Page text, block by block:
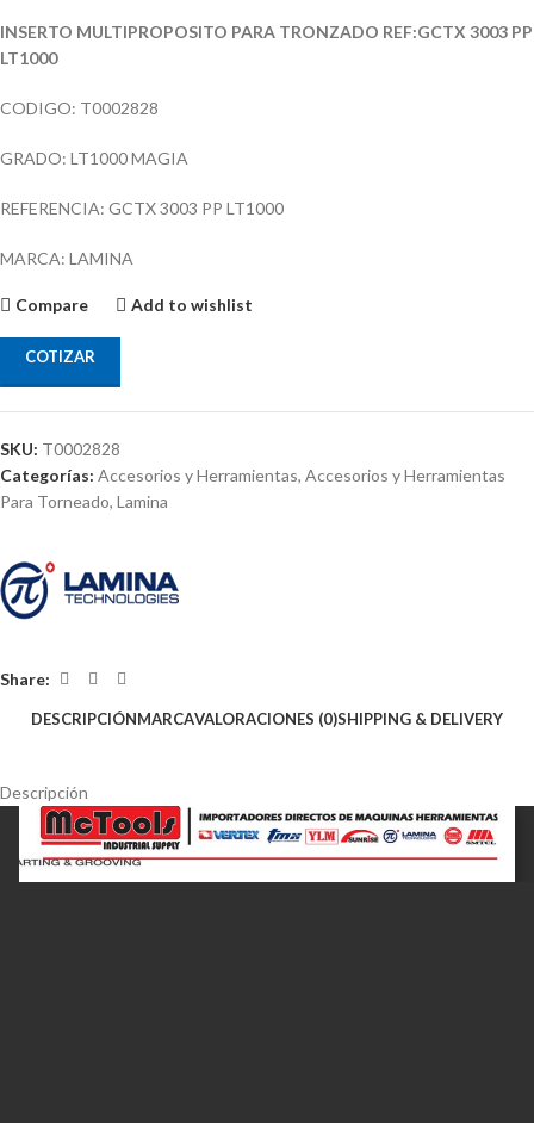
INSERTO MULTIPROPOSITO PARA TRONZADO REF:GCTX 3003 PP
LT1000
CODIGO: T0002828
GRADO: LT1000 MAGIA
REFERENCIA: GCTX 3003 PP LT1000
MARCA: LAMINA
Compare Add to wishlist
COTIZAR
SKU: T0002828
Categorías: Accesorios y Herramientas, Accesorios y Herramientas
Para Torneado, Lamina
Share:
DESCRIPCIÓNMARCAVALORACIONES (0)SHIPPING & DELIVERY
Descripción